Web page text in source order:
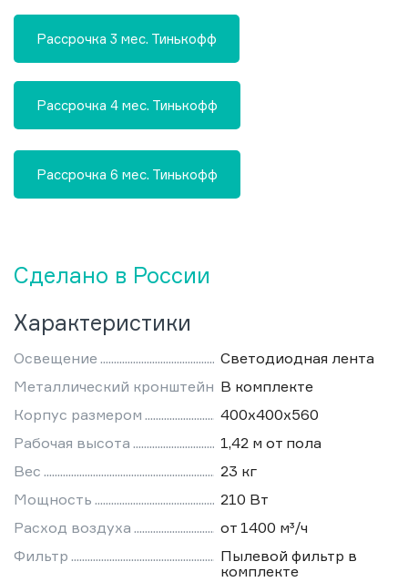
Сделано в России
Характеристики
Освещение
Светодиодная лента
Металлический кронштейн В комплекте
Корпус размером
400х400х560
Рабочая высота
1,42 м от пола
Вес
23 кг
Мощность
210 Вт
Расход воздуха
от 1400 м³/ч
Фильтр
Пылевой фильтр в
комплекте
Рассрочка 3 мес. Тинькофф
Рассрочка 4 мес. Тинькофф
Рассрочка 6 мес. Тинькофф